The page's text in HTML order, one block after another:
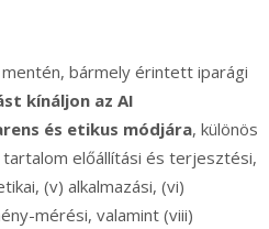
bármely érintett iparági
kínáljon az AI
és etikus módjára, különös
előállítási és terjesztési,
(v) alkalmazási, (vi)
mérési, valamint (viii)